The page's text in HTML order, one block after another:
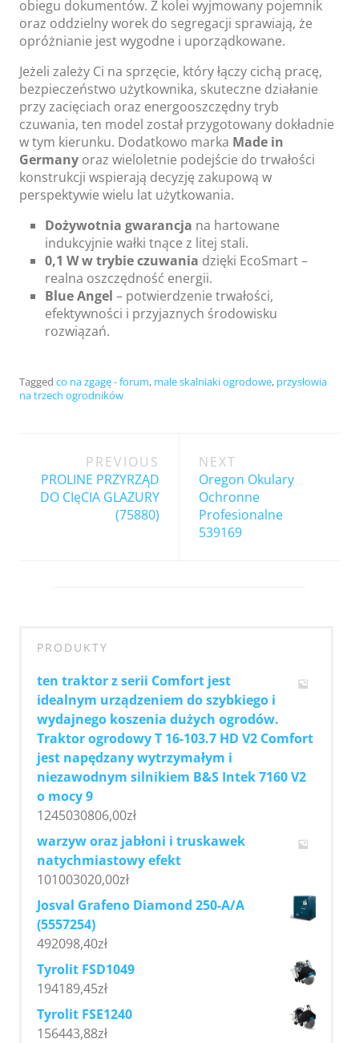
obiegu dokumentów. Z kolei wyjmowany pojemnik
oraz oddzielny worek do segregacji sprawiają, że
opróżnianie jest wygodne i uporządkowane.
Jeżeli zależy Ci na sprzęcie, który łączy cichą pracę,
bezpieczeństwo użytkownika, skuteczne działanie
przy zacięciach oraz energooszczędny tryb
czuwania, ten model został przygotowany dokładnie
w tym kierunku. Dodatkowo marka Made in
Germany oraz wieloletnie podejście do trwałości
konstrukcji wspierają decyzję zakupową w
perspektywie wielu lat użytkowania.
Dożywotnia gwarancja na hartowane
indukcyjnie wałki tnące z litej stali.
0,1 W w trybie czuwania dzięki EcoSmart –
realna oszczędność energii.
Blue Angel – potwierdzenie trwałości,
efektywności i przyjaznych środowisku
rozwiązań.
Tagged co na zgagę - forum, male skalniaki ogrodowe, przysłowia
na trzech ogrodników
navigationPREVIOUS
PROLINE PRZYRZĄD
DO CIęCIA GLAZURY
(75880)
NEXT
Oregon Okulary
Ochronne
Profesionalne
539169
PRODUKTY
ten traktor z serii Comfort jest
idealnym urządzeniem do szybkiego i
wydajnego koszenia dużych ogrodów.
Traktor ogrodowy T 16-103.7 HD V2 Comfort
jest napędzany wytrzymałym i
niezawodnym silnikiem B&S Intek 7160 V2
o mocy 9
1245030806,00zł
warzyw oraz jabłoni i truskawek
natychmiastowy efekt
101003020,00zł
Josval Grafeno Diamond 250-A/A
(5557254)
492098,40zł
Tyrolit FSD1049
194189,45zł
Tyrolit FSE1240
156443,88zł